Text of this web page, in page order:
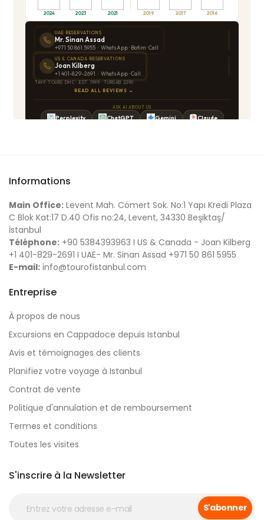
Informations
Main Office: Levent Mah. Cömert Sok. No:1 Yapı Kredi Plaza
C Blok Kat:17 D.40 Ofis no:24, Levent, 34330 Beşiktaş/
İstanbul
Téléphone: +90 5384393963 I US & Canada - Joan Kilberg
+1 401-829-2691 I UAE- Mr. Sinan Assad +971 50 861 5955
E-mail: info@tourofistanbul.com
Entreprise
À propos de nous
Excursions en Cappadoce depuis Istanbul
Avis et témoignages des clients
Planifiez votre voyage à Istanbul
Contrat de vente
Politique d'annulation et de remboursement
Termes et conditions
Toutes les visites
S'inscrire à la Newsletter
S'abonner